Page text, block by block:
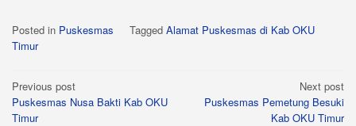
Posted in Puskesmas Tagged Alamat Puskesmas di Kab OKU
Timur
Post
navigation
Previous post
Puskesmas Nusa Bakti Kab OKU
Timur
Next post
Puskesmas Pemetung Besuki
Kab OKU Timur